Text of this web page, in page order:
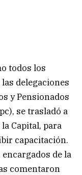
todos los
delegaciones
y Pensionados
se trasladó a
Capital, para
capacitación.
de la
comentaron